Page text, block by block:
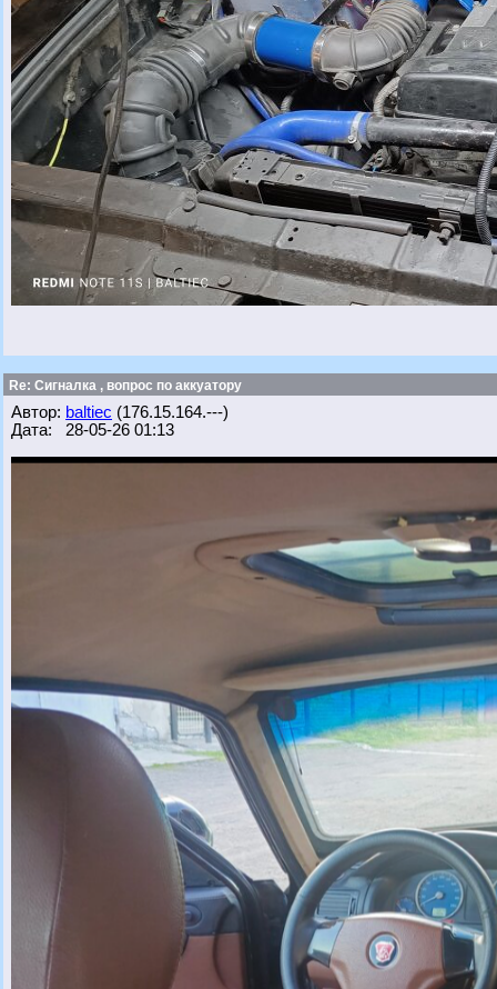
Re: Сигналка , вопрос по аккуатору
Автор: baltiec (176.15.164.---)
Дата: 28-05-26 01:13